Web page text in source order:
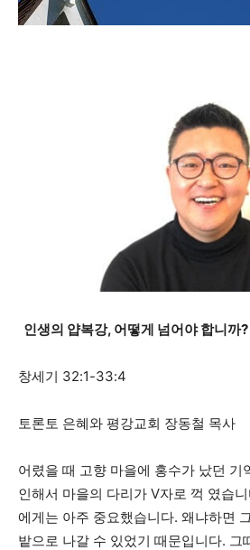
인생의 얍복강, 어떻게 넘어야 합니까?
창세기 32:1-33:4
토론토 은혜와 평강교회 장동철 목사
어렸을 때 고향 마을에 홍수가 났던 기
인해서 마을의 다리가 V자로 꺽 였습
에게는 아주 중요했습니다. 왜냐하면
밭으로 나갈 수 있었기 때문입니다. 그